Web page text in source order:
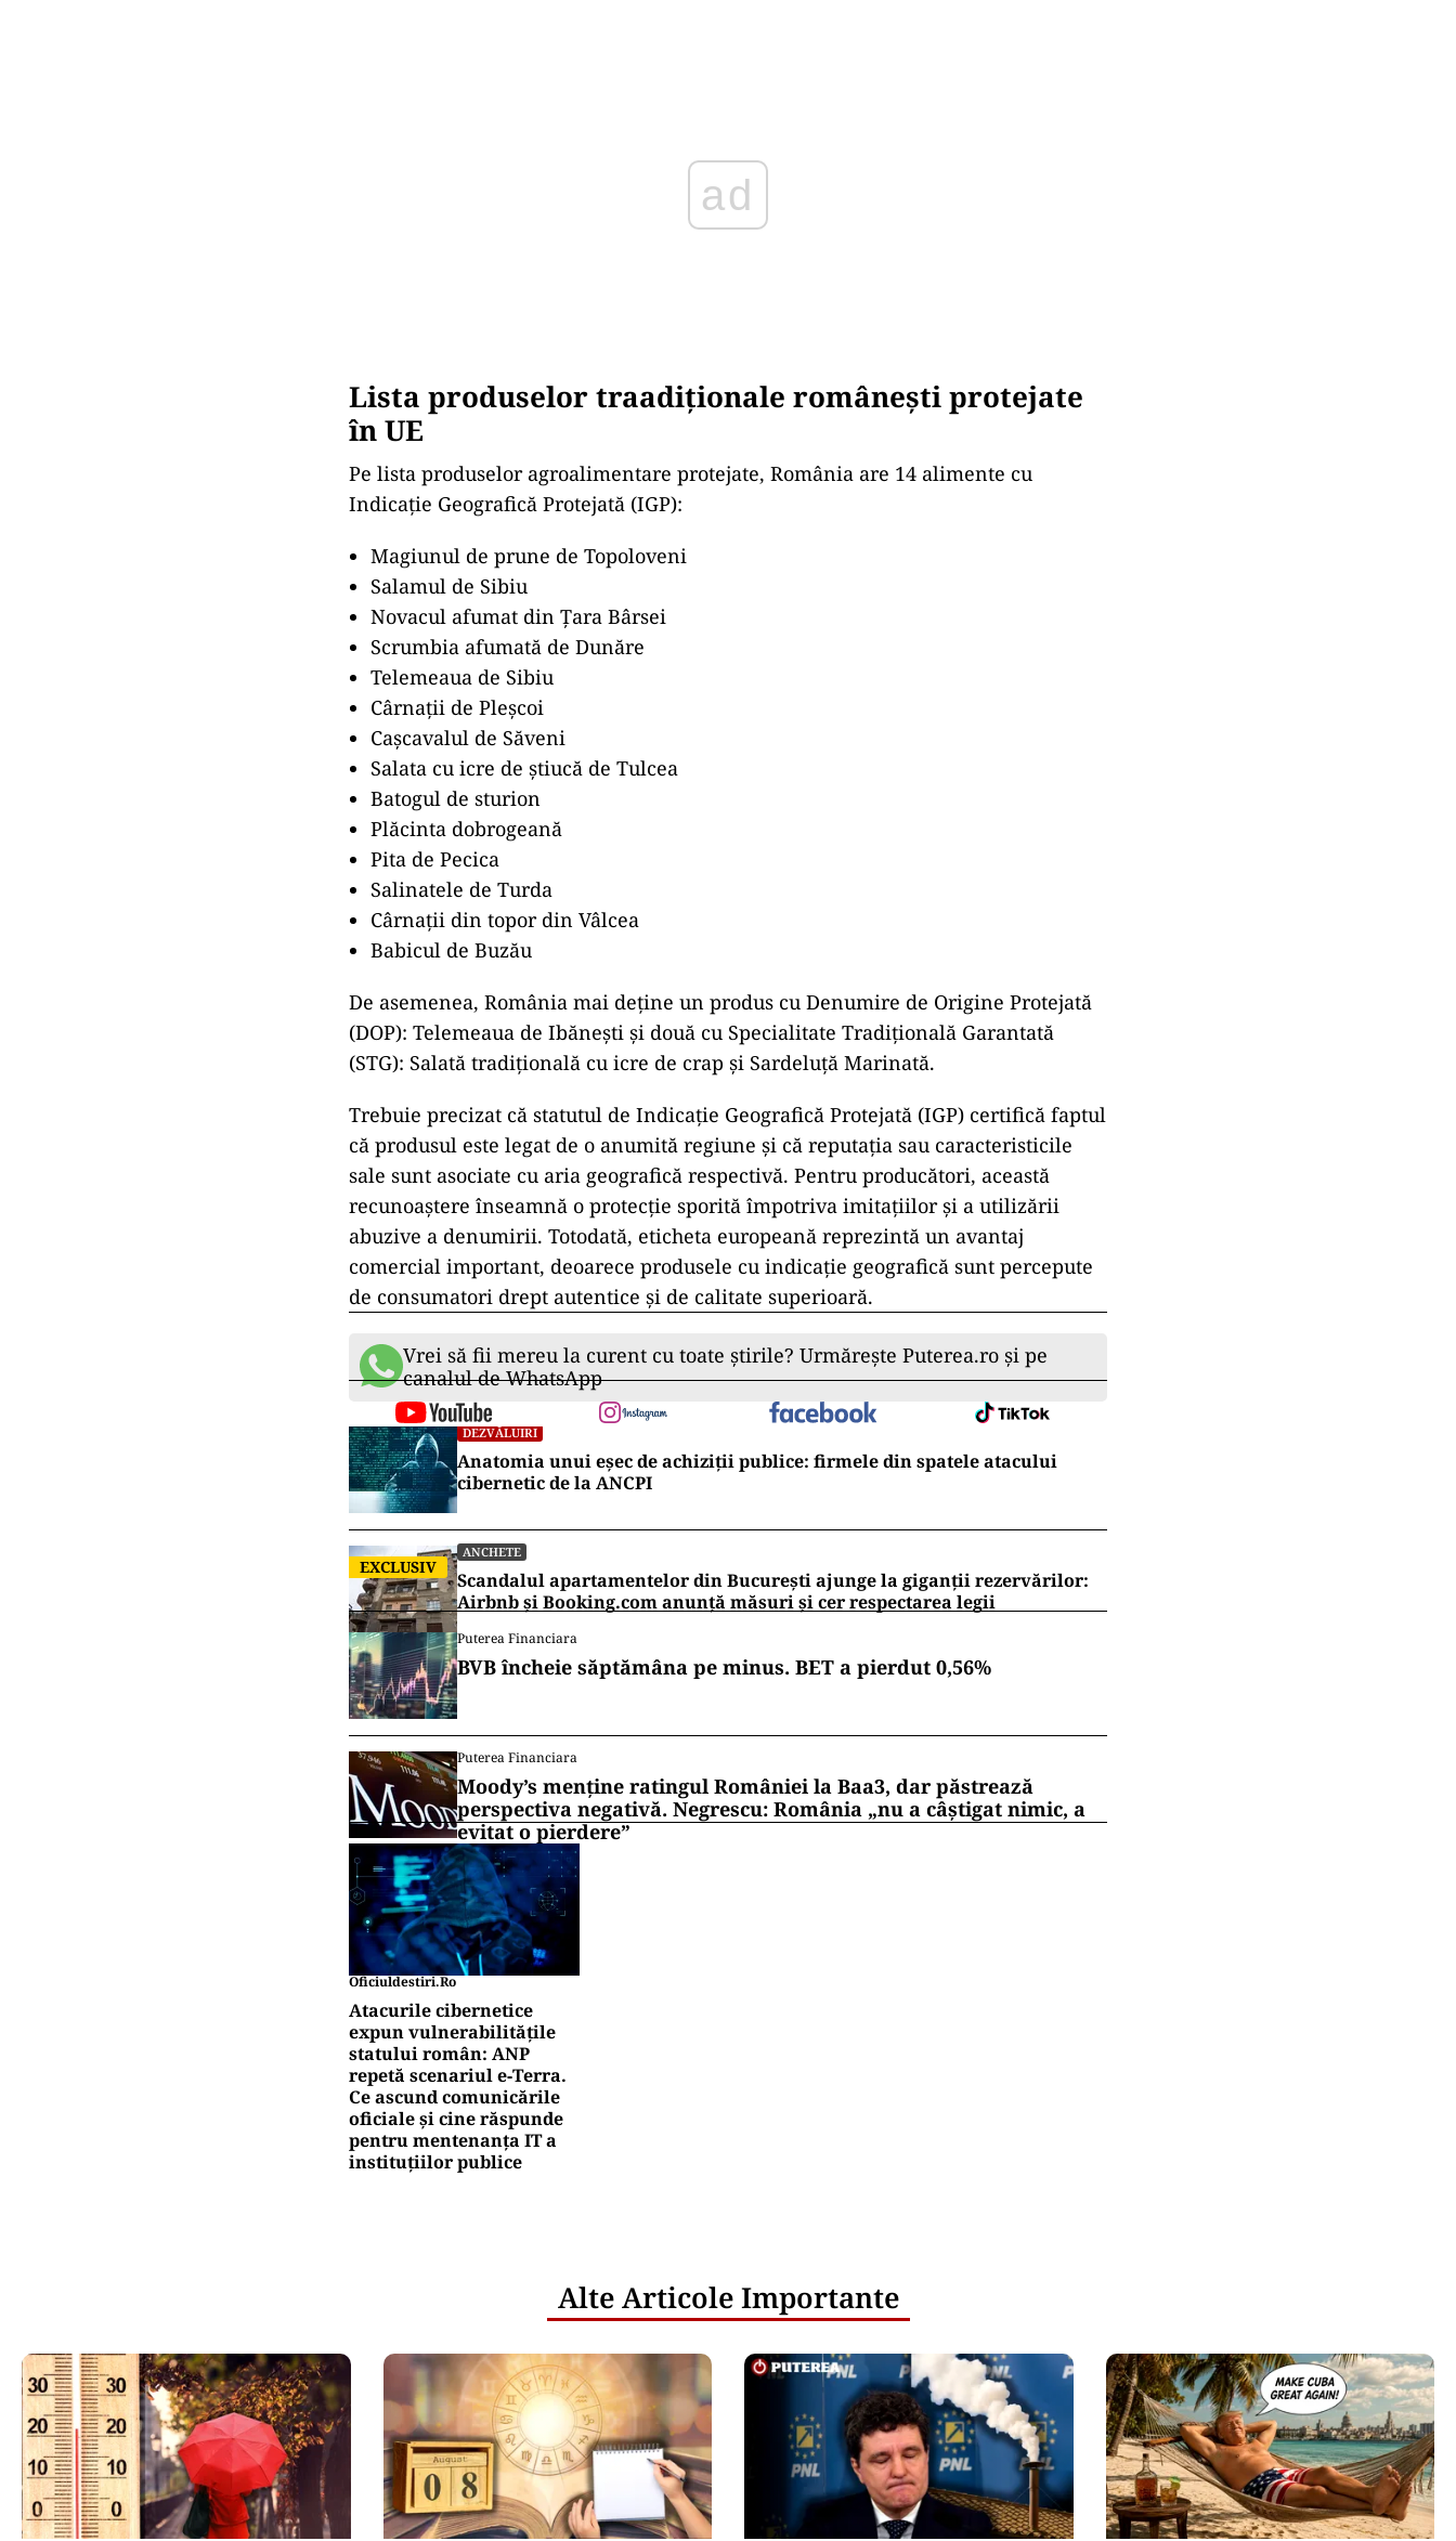
Lista produselor traadiționale românești protejate
în UE
Pe lista produselor agroalimentare protejate, România are 14 alimente cu
Indicaţie Geografică Protejată (IGP):
Magiunul de prune de Topoloveni
Salamul de Sibiu
Novacul afumat din Țara Bârsei
Scrumbia afumată de Dunăre
Telemeaua de Sibiu
Cârnaţii de Pleşcoi
Caşcavalul de Săveni
Salata cu icre de ştiucă de Tulcea
Batogul de sturion
Plăcinta dobrogeană
Pita de Pecica
Salinatele de Turda
Cârnaţii din topor din Vâlcea
Babicul de Buzău
De asemenea, România mai deține un produs cu Denumire de Origine Protejată
(DOP): Telemeaua de Ibănești și două cu Specialitate Tradițională Garantată
(STG): Salată tradițională cu icre de crap și Sardeluță Marinată.
Trebuie precizat că statutul de Indicație Geografică Protejată (IGP) certifică faptul
că produsul este legat de o anumită regiune și că reputația sau caracteristicile
sale sunt asociate cu aria geografică respectivă. Pentru producători, această
recunoaștere înseamnă o protecție sporită împotriva imitațiilor și a utilizării
abuzive a denumirii. Totodată, eticheta europeană reprezintă un avantaj
comercial important, deoarece produsele cu indicație geografică sunt percepute
de consumatori drept autentice și de calitate superioară.
Vrei să fii mereu la curent cu toate știrile? Urmărește Puterea.ro și pe
canalul de WhatsApp
DEZVĂLUIRI
Anatomia unui eșec de achiziții publice: firmele din spatele atacului
cibernetic de la ANCPI
EXCLUSIV
ANCHETE
Scandalul apartamentelor din București ajunge la giganții rezervărilor:
Airbnb și Booking.com anunță măsuri și cer respectarea legii
Puterea Financiara
BVB încheie săptămâna pe minus. BET a pierdut 0,56%
Puterea Financiara
Moody’s menține ratingul României la Baa3, dar păstrează
perspectiva negativă. Negrescu: România „nu a câștigat nimic, a
evitat o pierdere”
Oficiuldestiri.ro
Atacurile cibernetice
expun vulnerabilitățile
statului român: ANP
repetă scenariul e‑Terra.
Ce ascund comunicările
oficiale și cine răspunde
pentru mentenanța IT a
instituțiilor publice
Alte Articole Importante